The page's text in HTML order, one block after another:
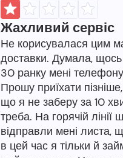
Жахливий сервіс
Не корисувалася цим
доставки. Думала,
30 ранку мені
Прошу приїхати
що я не заберу за 10
треба. На горячій
відправли мені листа,
в цей час я тільки й